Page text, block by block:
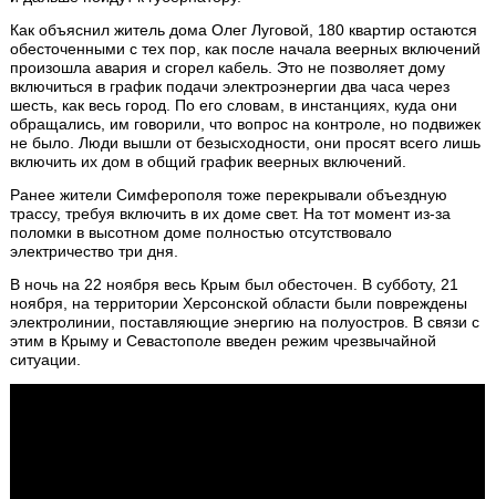
Как объяснил житель дома Олег Луговой, 180 квартир остаются
обесточенными с тех пор, как после начала веерных включений
произошла авария и сгорел кабель. Это не позволяет дому
включиться в график подачи электроэнергии два часа через
шесть, как весь город. По его словам, в инстанциях, куда они
обращались, им говорили, что вопрос на контроле, но подвижек
не было. Люди вышли от безысходности, они просят всего лишь
включить их дом в общий график веерных включений.
Ранее жители Симферополя тоже перекрывали объездную
трассу, требуя включить в их доме свет. На тот момент из-за
поломки в высотном доме полностью отсутствовало
электричество три дня.
В ночь на 22 ноября весь Крым был обесточен. В субботу, 21
ноября, на территории Херсонской области были повреждены
электролинии, поставляющие энергию на полуостров. В связи с
этим в Крыму и Севастополе введен режим чрезвычайной
ситуации.